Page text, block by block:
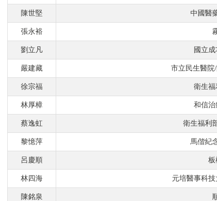
陳世堅 中國醫
張永裕
劉立凡 國立
嚴建藏 市立民生醫院
徐宗福 衛生
林厚樟 和信
蔡逸虹 衛生福利
黎憶萍 馬偕紀
呂慶順 板
林四海 元培醫事科
陳銘泉